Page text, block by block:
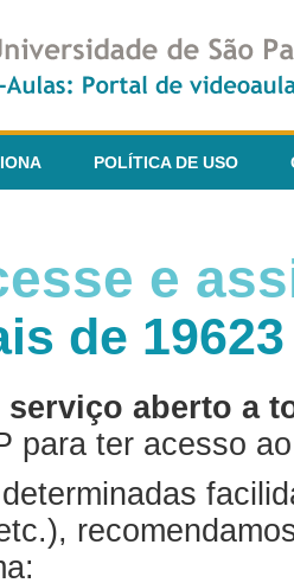
POLÍTICA DE USO
e
de
serviço aberto a
para ter acesso